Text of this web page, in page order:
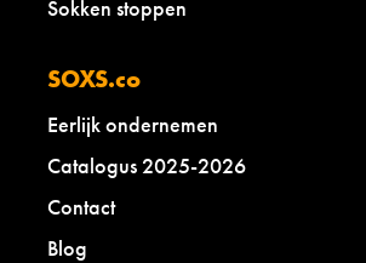
Sokken stoppen
SOXS.co
Eerlijk ondernemen
Catalogus 2025-2026
Contact
Blog